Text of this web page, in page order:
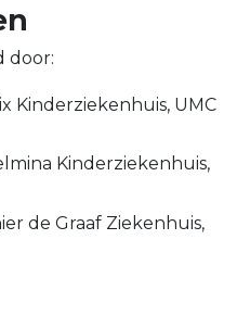
door:
Kinderziekenhuis, UMC
Kinderziekenhuis,
de Graaf Ziekenhuis,